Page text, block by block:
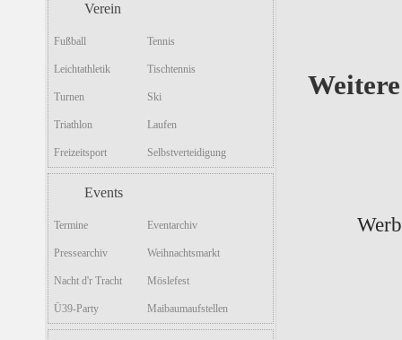
Verein
Fußball Tennis
Leichtathletik Tischtennis
Turnen Ski
Triathlon Laufen
Freizeitsport Selbstverteidigung
Events
Termine Eventarchiv
Pressearchiv Weihnachtsmarkt
Nacht d'r Tracht Möslefest
Ü39-Party Maibaumaufstellen